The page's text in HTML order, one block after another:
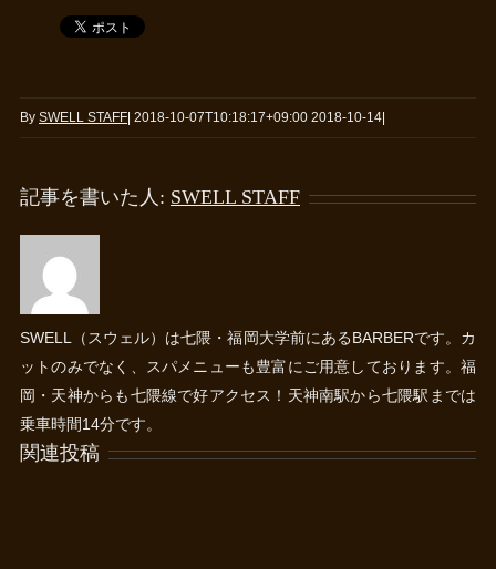
By SWELL STAFF 2018-10-07T10:18:17+09:00 2018-10-14
記事を書いた人: SWELL STAFF
SWELL（スウェル）は七隈・福岡大学前にあるBARBERです。カ
ットのみでなく、スパメニューも豊富にご用意しております。福
岡・天神からも七隈線で好アクセス！天神南駅から七隈駅までは
乗車時間14分です。
関連投稿